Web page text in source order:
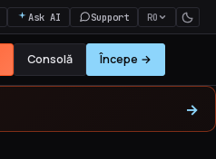
Ask AI Support RO
Consolă Începe →
→